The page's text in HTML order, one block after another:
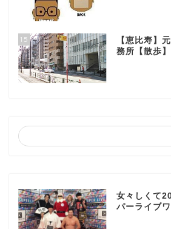
15
【恵比寿】
務所【散歩】
女々しくて
パーライブ